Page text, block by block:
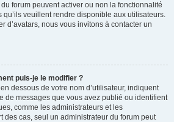
forum peuvent activer ou non la fonctionnalité
qu’ils veuillent rendre disponible aux utilisateurs.
d’avatars, nous vous invitons à contacter un
puis-je le modifier ?
dessous de votre nom d’utilisateur, indiquent
de messages que vous avez publié ou identifient
comme les administrateurs et les
des cas, seul un administrateur du forum peut